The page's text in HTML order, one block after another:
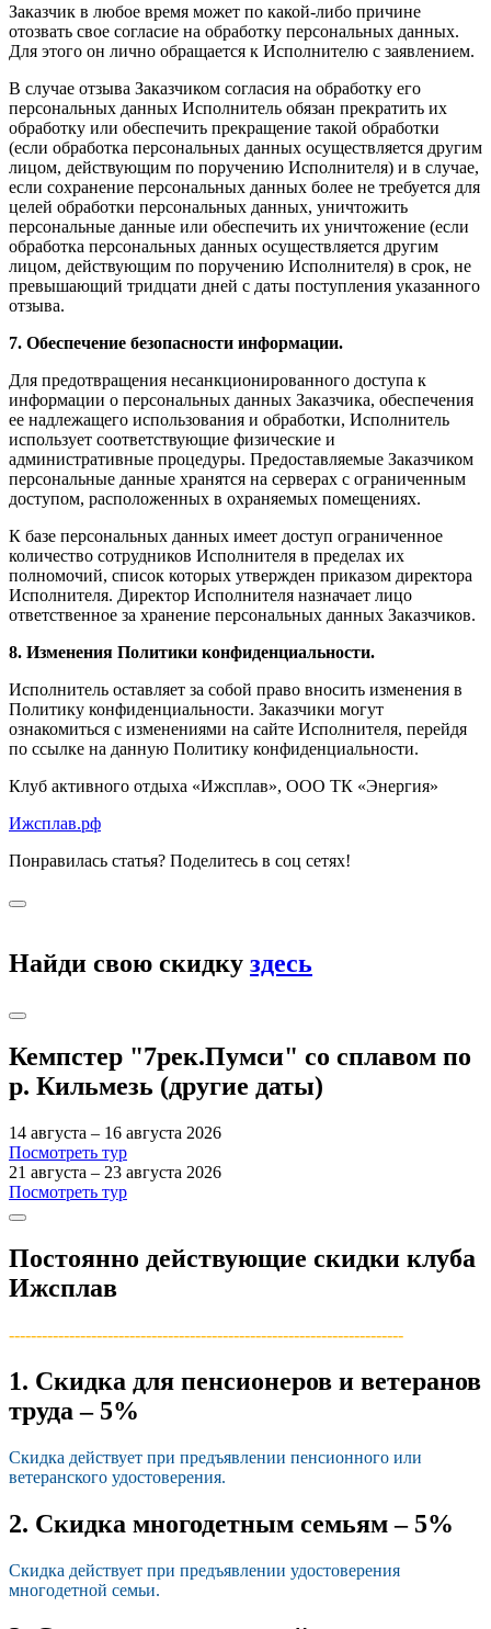
Заказчик в любое время может по какой-либо причине
отозвать свое согласие на обработку персональных данных.
Для этого он лично обращается к Исполнителю с заявлением.
В случае отзыва Заказчиком согласия на обработку его
персональных данных Исполнитель обязан прекратить их
обработку или обеспечить прекращение такой обработки
(если обработка персональных данных осуществляется другим
лицом, действующим по поручению Исполнителя) и в случае,
если сохранение персональных данных более не требуется для
целей обработки персональных данных, уничтожить
персональные данные или обеспечить их уничтожение (если
обработка персональных данных осуществляется другим
лицом, действующим по поручению Исполнителя) в срок, не
превышающий тридцати дней с даты поступления указанного
отзыва.
7. Обеспечение безопасности информации.
Для предотвращения несанкционированного доступа к
информации о персональных данных Заказчика, обеспечения
ее надлежащего использования и обработки, Исполнитель
использует соответствующие физические и
административные процедуры. Предоставляемые Заказчиком
персональные данные хранятся на серверах с ограниченным
доступом, расположенных в охраняемых помещениях.
К базе персональных данных имеет доступ ограниченное
количество сотрудников Исполнителя в пределах их
полномочий, список которых утвержден приказом директора
Исполнителя. Директор Исполнителя назначает лицо
ответственное за хранение персональных данных Заказчиков.
8. Изменения Политики конфиденциальности.
Исполнитель оставляет за собой право вносить изменения в
Политику конфиденциальности. Заказчики могут
ознакомиться с изменениями на сайте Исполнителя, перейдя
по ссылке на данную Политику конфиденциальности.
Клуб активного отдыха «Ижсплав», ООО ТК «Энергия»
Ижсплав.рф
Понравилась статья? Поделитесь в соц сетях!
Найди свою скидку здесь
Кемпстер "7рек.Пумси" со сплавом по
р. Кильмезь (другие даты)
14 августа – 16 августа 2026
Посмотреть тур
21 августа – 23 августа 2026
Посмотреть тур
Постоянно действующие скидки клуба
Ижсплав
------------------------------------------------------------------------­
1. Скидка для пенсионеров и ветеранов
труда – 5%
Скидка действует при предъявлении пенсионного или
ветеранского удостоверения.
2. Скидка многодетным семьям – 5%
Скидка действует при предъявлении удостоверения
многодетной семьи.